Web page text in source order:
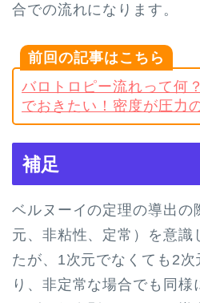
合での流れになります。
前回の記事はこちら
バロトロピー流れって何
でおきたい！密度が圧力
補足
ベルヌーイの定理の導出の
元、非粘性、定常）を意識
たが、1次元でなくても2次
り、非定常な場合でも同様